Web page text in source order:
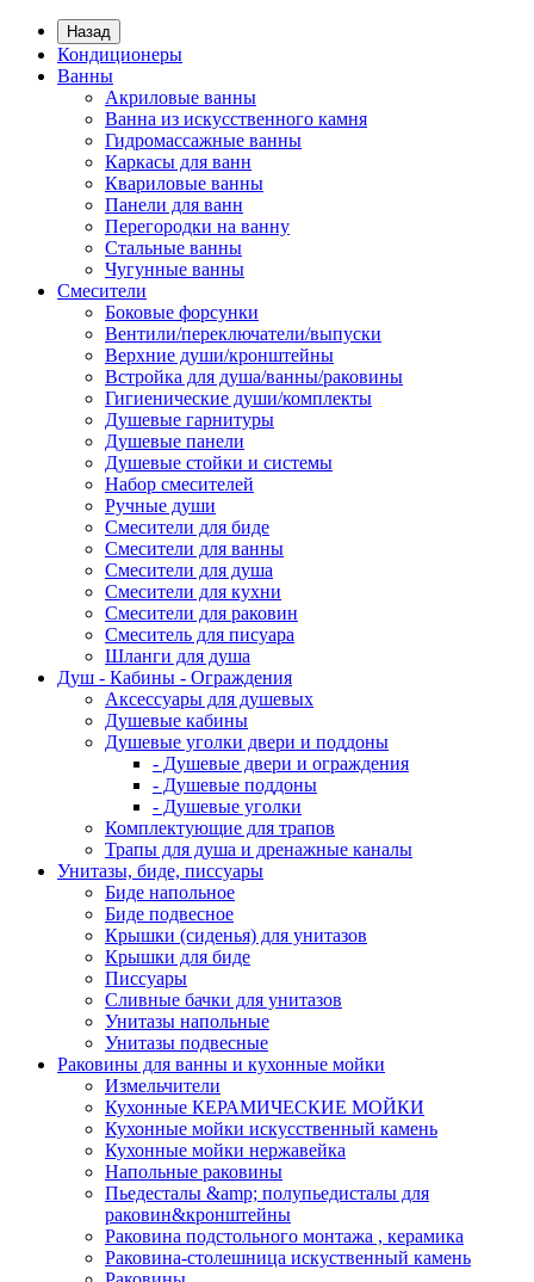
Назад
Кондиционеры
Ванны
Акриловые ванны
Ванна из искусственного камня
Гидромассажные ванны
Каркасы для ванн
Квариловые ванны
Панели для ванн
Перегородки на ванну
Стальные ванны
Чугунные ванны
Смесители
Боковые форсунки
Вентили/переключатели/выпуски
Верхние души/кронштейны
Встройка для душа/ванны/раковины
Гигиенические души/комплекты
Душевые гарнитуры
Душевые панели
Душевые стойки и системы
Набор смесителей
Ручные души
Смесители для биде
Смесители для ванны
Смесители для душа
Смесители для кухни
Смесители для раковин
Смеситель для писуара
Шланги для душа
Душ - Кабины - Ограждения
Аксессуары для душевых
Душевые кабины
Душевые уголки двери и поддоны
- Душевые двери и ограждения
- Душевые поддоны
- Душевые уголки
Комплектующие для трапов
Трапы для душа и дренажные каналы
Унитазы, биде, писсуары
Биде напольное
Биде подвесное
Крышки (сиденья) для унитазов
Крышки для биде
Писсуары
Сливные бачки для унитазов
Унитазы напольные
Унитазы подвесные
Раковины для ванны и кухонные мойки
Измельчители
Кухонные КЕРАМИЧЕСКИЕ МОЙКИ
Кухонные мойки искусственный камень
Кухонные мойки нержавейка
Напольные раковины
Пьедесталы &amp; полупьедисталы для
раковин&кронштейны
Раковина подстольного монтажа , керамика
Раковина-столешница искуственный камень